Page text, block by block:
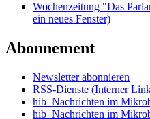
Wochenzeitung "Das
ein neues Fenster)
Abonnement
Newsletter abonnieren
RSS-Dienste (Interner
hib_Nachrichten im
hib_Nachrichten im